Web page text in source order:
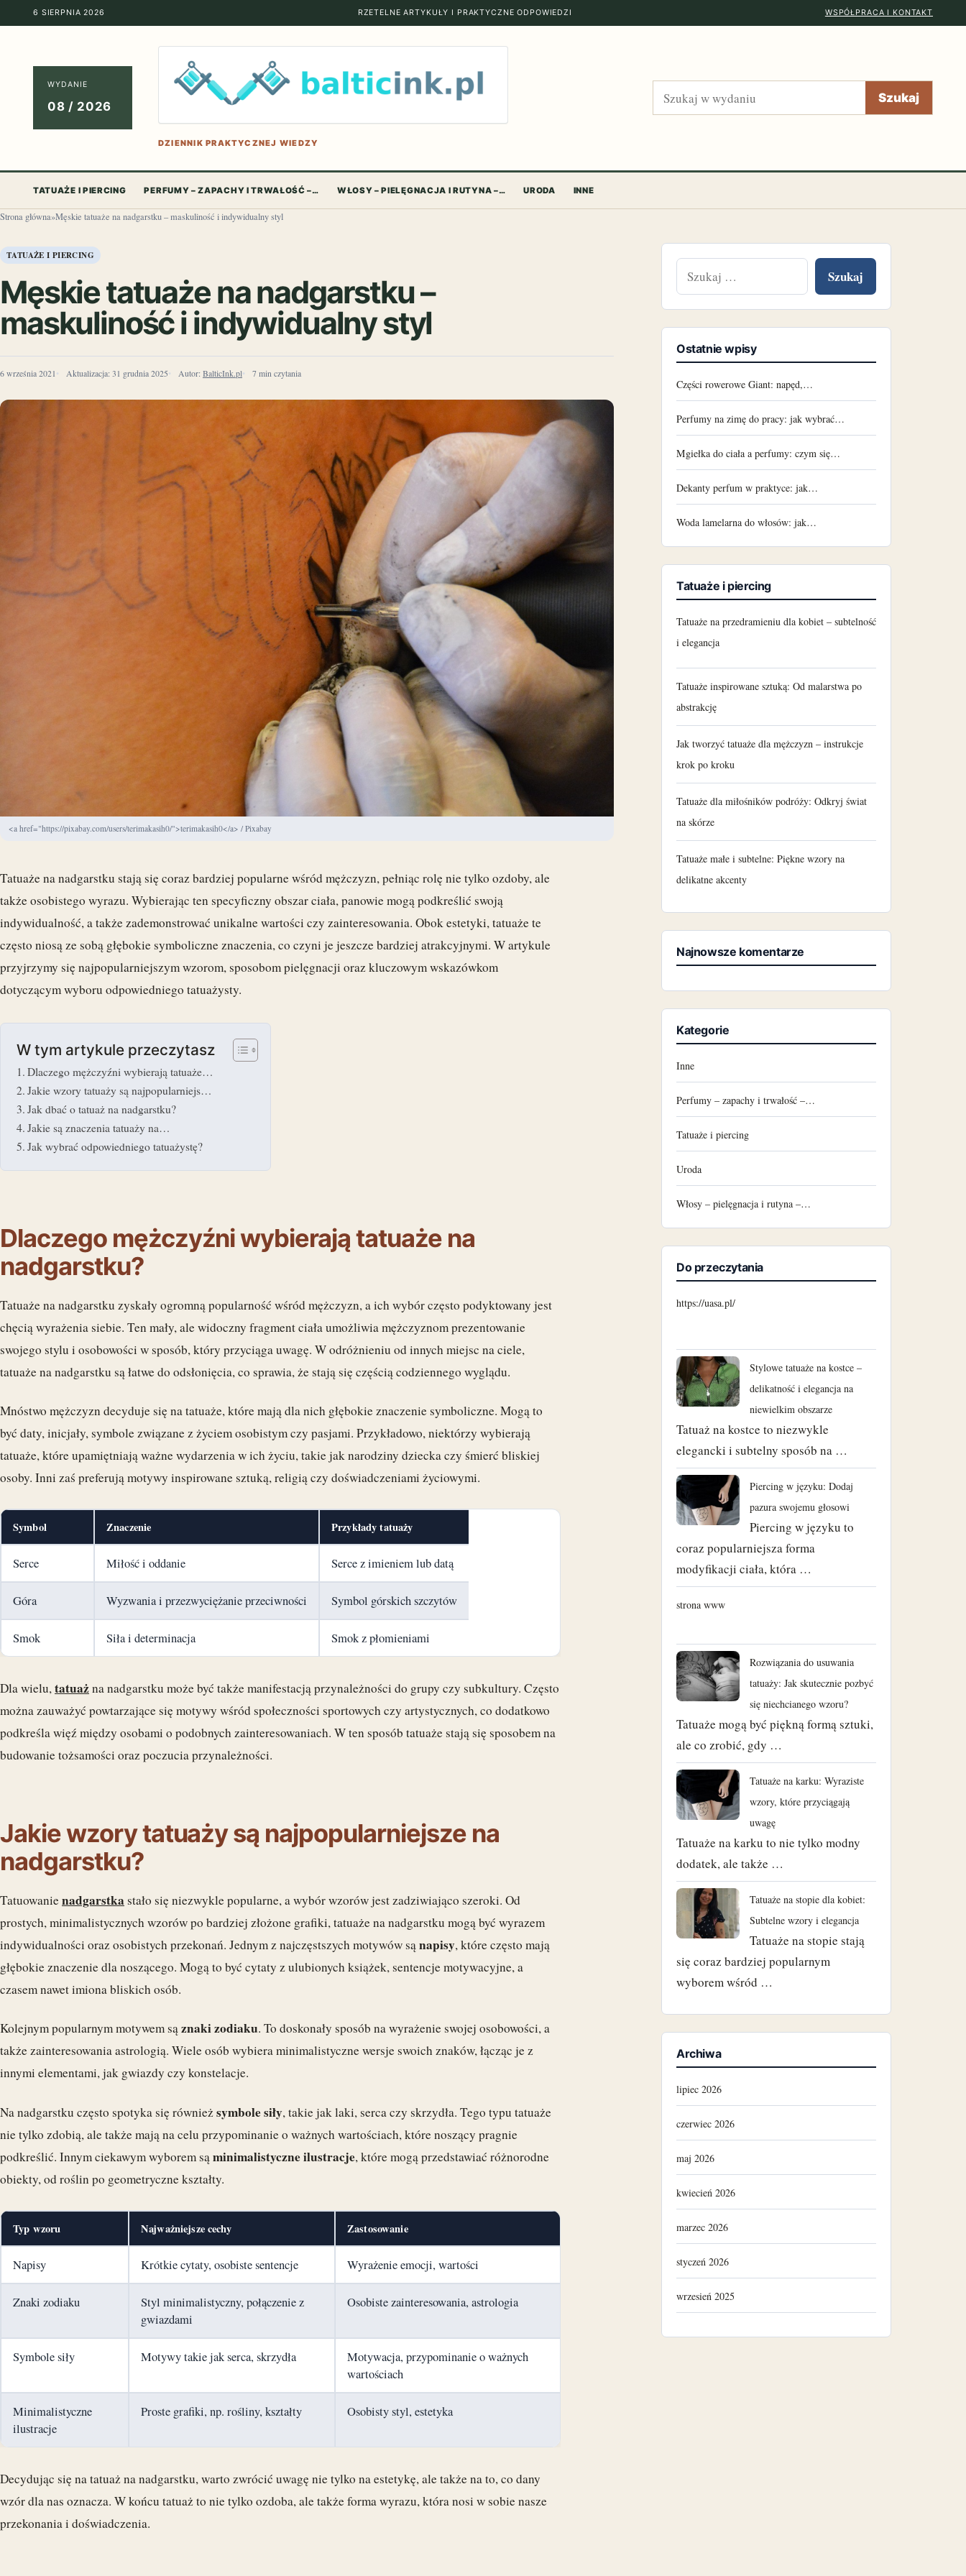
6 SIERPNIA 2026 RZETELNE ARTYKUŁY I PRAKTYCZNE ODPOWIEDZI WSPÓŁPRACA I KONTAKT
WYDANIE
08 / 2026
DZIENNIK PRAKTYCZNEJ WIEDZY
Szukaj Szukaj
TATUAŻE I PIERCING PERFUMY – ZAPACHY I TRWAŁOŚĆ –… WŁOSY – PIELĘGNACJA I RUTYNA –… URODA INNE
Strona główna»Męskie tatuaże na nadgarstku – maskuliność i indywidualny styl
TATUAŻE I PIERCING
Męskie tatuaże na nadgarstku –
maskuliność i indywidualny styl
6 września 2021 Aktualizacja: 31 grudnia 2025 Autor: BalticInk.pl 7 min czytania
<a href="https://pixabay.com/users/terimakasih0/">terimakasih0</a> / Pixabay
Tatuaże na nadgarstku stają się coraz bardziej popularne wśród mężczyzn, pełniąc rolę nie tylko ozdoby, ale
także osobistego wyrazu. Wybierając ten specyficzny obszar ciała, panowie mogą podkreślić swoją
indywidualność, a także zademonstrować unikalne wartości czy zainteresowania. Obok estetyki, tatuaże te
często niosą ze sobą głębokie symboliczne znaczenia, co czyni je jeszcze bardziej atrakcyjnymi. W artykule
przyjrzymy się najpopularniejszym wzorom, sposobom pielęgnacji oraz kluczowym wskazówkom
dotyczącym wyboru odpowiedniego tatuażysty.
W tym artykule przeczytasz
Dlaczego mężczyźni wybierają tatuaże…
Jakie wzory tatuaży są najpopularniejs…
Jak dbać o tatuaż na nadgarstku?
Jakie są znaczenia tatuaży na…
Jak wybrać odpowiedniego tatuażystę?
Dlaczego mężczyźni wybierają tatuaże na
nadgarstku?
Tatuaże na nadgarstku zyskały ogromną popularność wśród mężczyzn, a ich wybór często podyktowany jest
chęcią wyrażenia siebie. Ten mały, ale widoczny fragment ciała umożliwia mężczyznom prezentowanie
swojego stylu i osobowości w sposób, który przyciąga uwagę. W odróżnieniu od innych miejsc na ciele,
tatuaże na nadgarstku są łatwe do odsłonięcia, co sprawia, że stają się częścią codziennego wyglądu.
Mnóstwo mężczyzn decyduje się na tatuaże, które mają dla nich głębokie znaczenie symboliczne. Mogą to
być daty, inicjały, symbole związane z życiem osobistym czy pasjami. Przykładowo, niektórzy wybierają
tatuaże, które upamiętniają ważne wydarzenia w ich życiu, takie jak narodziny dziecka czy śmierć bliskiej
osoby. Inni zaś preferują motywy inspirowane sztuką, religią czy doświadczeniami życiowymi.
Symbol Znaczenie Przykłady tatuaży
Serce Miłość i oddanie Serce z imieniem lub datą
Góra Wyzwania i przezwyciężanie przeciwności Symbol górskich szczytów
Smok Siła i determinacja Smok z płomieniami
Dla wielu,tatuażna nadgarstku może być także manifestacją przynależności do grupy czy subkultury. Często
można zauważyć powtarzające się motywy wśród społeczności sportowych czy artystycznych, co dodatkowo
podkreśla więź między osobami o podobnych zainteresowaniach. W ten sposób tatuaże stają się sposobem na
budowanie tożsamości oraz poczucia przynależności.
Jakie wzory tatuaży są najpopularniejsze na
nadgarstku?
Tatuowanienadgarstka stało się niezwykle popularne, a wybór wzorów jest zadziwiająco szeroki. Od
prostych, minimalistycznych wzorów po bardziej złożone grafiki, tatuaże na nadgarstku mogą być wyrazem
indywidualności oraz osobistych przekonań. Jednym z najczęstszych motywów sąnapisy, które często mają
głębokie znaczenie dla noszącego. Mogą to być cytaty z ulubionych książek, sentencje motywacyjne, a
czasem nawet imiona bliskich osób.
Kolejnym popularnym motywem sąznaki zodiaku. To doskonały sposób na wyrażenie swojej osobowości, a
także zainteresowania astrologią. Wiele osób wybiera minimalistyczne wersje swoich znaków, łącząc je z
innymi elementami, jak gwiazdy czy konstelacje.
Na nadgarstku często spotyka się równieżsymbole siły, takie jak laki, serca czy skrzydła. Tego typu tatuaże
nie tylko zdobią, ale także mają na celu przypominanie o ważnych wartościach, które noszący pragnie
podkreślić. Innym ciekawym wyborem sąminimalistyczne ilustracje, które mogą przedstawiać różnorodne
obiekty, od roślin po geometryczne kształty.
Typ wzoru Najważniejsze cechy Zastosowanie
Napisy Krótkie cytaty, osobiste sentencje Wyrażenie emocji, wartości
Znaki zodiaku
Styl minimalistyczny, połączenie z
gwiazdami
Osobiste zainteresowania, astrologia
Symbole siły Motywy takie jak serca, skrzydła
Motywacja, przypominanie o ważnych
wartościach
Minimalistyczne
ilustracje
Proste grafiki, np. rośliny, kształty Osobisty styl, estetyka
Decydując się na tatuaż na nadgarstku, warto zwrócić uwagę nie tylko na estetykę, ale także na to, co dany
wzór dla nas oznacza. W końcu tatuaż to nie tylko ozdoba, ale także forma wyrazu, która nosi w sobie nasze
przekonania i doświadczenia.
Ostatnie wpisy
Części rowerowe Giant: napęd,…
Perfumy na zimę do pracy: jak wybrać…
Mgiełka do ciała a perfumy: czym się…
Dekanty perfum w praktyce: jak…
Woda lamelarna do włosów: jak…
Tatuaże i piercing
Tatuaże na przedramieniu dla kobiet – subtelność
i elegancja
Tatuaże inspirowane sztuką: Od malarstwa po
abstrakcję
Jak tworzyć tatuaże dla mężczyzn – instrukcje
krok po kroku
Tatuaże dla miłośników podróży: Odkryj świat
na skórze
Tatuaże małe i subtelne: Piękne wzory na
delikatne akcenty
Najnowsze komentarze
Kategorie
Inne
Perfumy – zapachy i trwałość –…
Tatuaże i piercing
Uroda
Włosy – pielęgnacja i rutyna –…
Do przeczytania
https://uasa.pl/
Stylowe tatuaże na kostce –
delikatność i elegancja na
niewielkim obszarze
Tatuaż na kostce to niezwykle
elegancki i subtelny sposób na …
Piercing w języku: Dodaj
pazura swojemu głosowi
Piercing w języku to
coraz popularniejsza forma
modyfikacji ciała, która …
strona www
Rozwiązania do usuwania
tatuaży: Jak skutecznie pozbyć
się niechcianego wzoru?
Tatuaże mogą być piękną formą sztuki,
ale co zrobić, gdy …
Tatuaże na karku: Wyraziste
wzory, które przyciągają
uwagę
Tatuaże na karku to nie tylko modny
dodatek, ale także …
Tatuaże na stopie dla kobiet:
Subtelne wzory i elegancja
Tatuaże na stopie stają
się coraz bardziej popularnym
wyborem wśród …
Archiwa
lipiec 2026
czerwiec 2026
maj 2026
kwiecień 2026
marzec 2026
styczeń 2026
wrzesień 2025